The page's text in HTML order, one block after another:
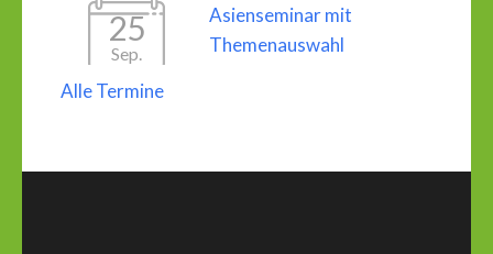
25
Sep.
Asienseminar mit
Themenauswahl
Alle Termine